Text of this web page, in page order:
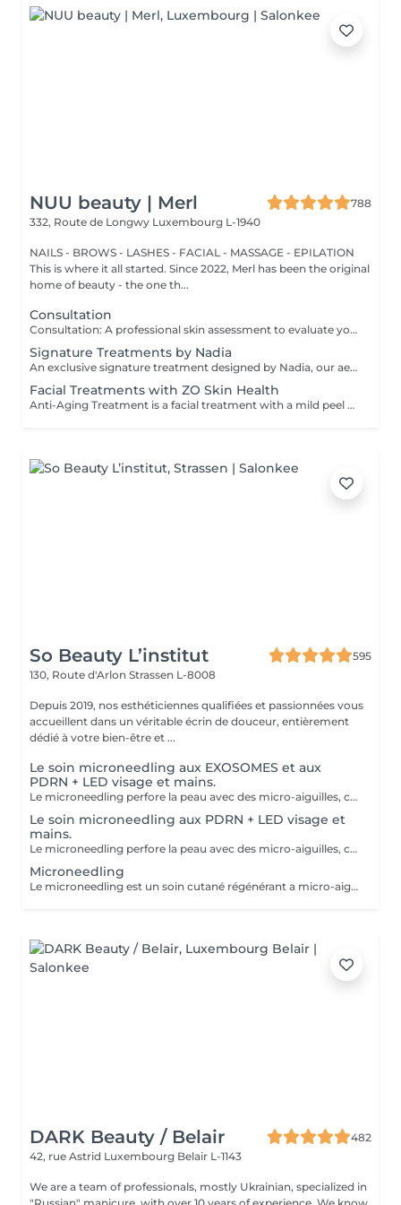
NUU beauty | Merl
788
332, Route de Longwy Luxembourg L-1940
NAILS - BROWS - LASHES - FACIAL - MASSAGE - EPILATION
This is where it all started. Since 2022, Merl has been the original
home of beauty - the one th...
Consultation
Consultation: A professional skin assessment to evaluate your skin condition, discuss your concerns, and recommend the most suitable treatments and home care routine. Consultation&First Procedure: A professional skin assessment to evaluate your skin condition, discuss your concerns, and recommend the most suitable treatments and home care routine. Followed by a customised treatment designed to address your skin's immediate needs. The price will depend on the type of procedure.
Signature Treatments by Nadia
An exclusive signature treatment designed by Nadia, our aesthetician, for the delicate eye and neck area. It delivers intensive hydration and improves skin elasticity, helping to restore firmness, smoothness, and a visibly refreshed appearance. The treatment helps reduce the appearance of fine lines, provides a gentle brightening effect around the eyes, and creates a natural lifting result for a more rested and youthful look. Another combination is eye- and neck-intensive hydration with a full facial treatment. This combination is ideal for clients seeking full-face care and an instantly refreshed, healthy look.
Facial Treatments with ZO Skin Health
Anti-Aging Treatment is a facial treatment with a mild peel designed to restore hydration, smooth dry, rough texture, soften lines and strengthen skin to prevent future aging and skin damage. Redness Treatment is a facial treatment with a mild peel designed to calm skin and minimize symptoms associated with red, sensitized skin, including rosacea. Ultra Hydration Treatment is a facial treatment with a mild peel designed to soothe skin and restore hydration in dry, dehydrated skin. Skin Brightening Treatment is a facial treatment with a mild peel designed to target mild discoloration and restore a more even skin tone. Acne + Oil Control Treatment is a facial treatment with a mild peel to decongest pores, absorb excess surface oil, target blemishes and prevent future breakouts. Enzyme Facial Treatment is a gentle, effective facial treatment with enzymatic exfoliation to revive dull skin, replenish hydration, soothe skin and restore healthy skin barrier to strengthen skin. Stimulator Peel is the perfect lunchtime peel, gentle enough for all skin types. An effective blend of AHAs provide immediately healthier, glowing skin with no downtime. Added antioxidants and anti-irritants neutralize free radicals and calm the skin.
So Beauty L’institut
595
130, Route d'Arlon Strassen L-8008
Depuis 2019, nos esthéticiennes qualifiées et passionnées vous
accueillent dans un véritable écrin de douceur, entièrement
dédié à votre bien-être et ...
Le soin microneedling aux EXOSOMES et aux
PDRN + LED visage et mains.
Le microneedling perfore la peau avec des micro-aiguilles, créant des micro-canaux qui permettent à un sérum actif (PDRN ou exosomes) de pénétrer en profondeur dans le derme. C'est ce qu'on appelle un soin « biostimulateur » : on ne remplit pas, on stimule la peau pour qu'elle se régénère elle-même. L'association des exosomes et du PDRN (Polydésoxyribonucléotide) est une révolution anti-âge. Il représente le protocole de régénération cutanée le plus avancé en médecine esthétique. Cette synergie permet de stimuler le renouvellement cellulaire de façon accélérée, d'atténuer les cicatrices et de lifter le teint sans chirurgie. C'est une synergie régénératrice puissante, ces deux actifs maximisent la réparation tissulaire et l'éclat du teint. Idéale pour les peaux: matures , avec des dommages solaires importants, des cicatrices, une perte de fermeté. Soin plus puissant que le PDRN . Pour optimiser les effets du soin, nous appliquerons la lumière LED sur le visage. Profitez, également, d'un traitement anti-âge à la lumière Led pour les mains.
Le soin microneedling aux PDRN + LED visage et
mains.
Le microneedling perfore la peau avec des micro-aiguilles, créant des micro-canaux qui permettent à un sérum actif (PDRN ou exosomes) de pénétrer en profondeur dans le derme. C'est ce qu'on appelle un soin « biostimulateur » : on ne remplit pas, on stimule la peau pour qu'elle se régénère elle-même. Tandis que le sérum PDRN pénètre profondément pour stimuler la réparation cellulaire, accélérer la cicatrisation et booster la production de collagène. Pour optimiser les effets du soin, nous appliquerons la lumière LED sur le visage. Profitez, également, d'un traitement anti-âge à la lumière Led pour les mains.
Microneedling
Le microneedling est un soin cutané régénérant a micro-aiguilles permettant de réduire les signes de l'âge et de raviver l'éclat de votre peau, il aide aussi a effacer les traces d'acné, les cicatrices. Un véritable soin qui resserre les pores dilatés , lisse la peau, estimes les rides et ridules grâce au sérum à l'acide hyaluronique. + LED visage et mains
DARK Beauty / Belair
482
42, rue Astrid Luxembourg Belair L-1143
We are a team of professionals, mostly Ukrainian, specialized in